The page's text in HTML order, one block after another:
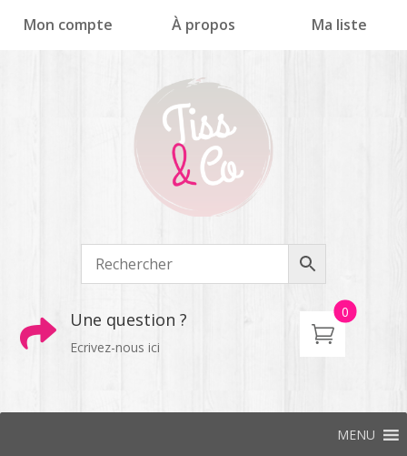
Mon compte À propos Ma liste
 Une question ?
Ecrivez-nous ici
0
MENU